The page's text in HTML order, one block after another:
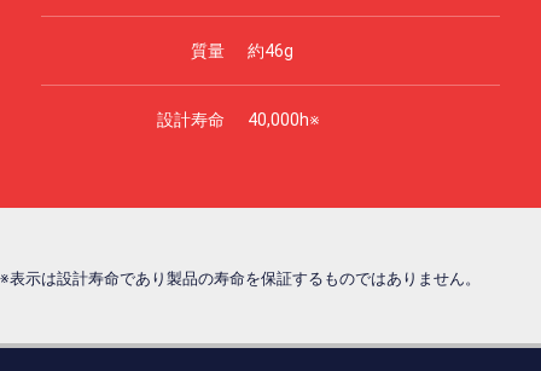
質量 約46g
設計寿命 40,000h※
※表示は設計寿命であり製品の寿命を保証するものではありません。